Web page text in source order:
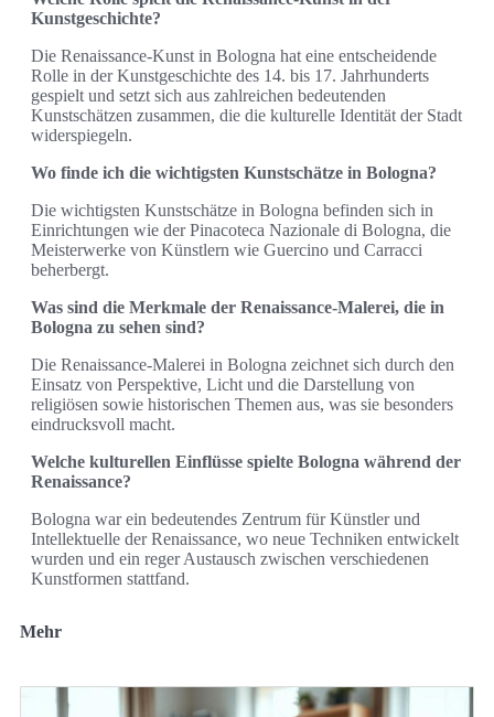
Kunstgeschichte?
Die Renaissance-Kunst in Bologna hat eine entscheidende
Rolle in der Kunstgeschichte des 14. bis 17. Jahrhunderts
gespielt und setzt sich aus zahlreichen bedeutenden
Kunstschätzen zusammen, die die kulturelle Identität der Stadt
widerspiegeln.
Wo finde ich die wichtigsten Kunstschätze in Bologna?
Die wichtigsten Kunstschätze in Bologna befinden sich in
Einrichtungen wie der Pinacoteca Nazionale di Bologna, die
Meisterwerke von Künstlern wie Guercino und Carracci
beherbergt.
Was sind die Merkmale der Renaissance-Malerei, die in
Bologna zu sehen sind?
Die Renaissance-Malerei in Bologna zeichnet sich durch den
Einsatz von Perspektive, Licht und die Darstellung von
religiösen sowie historischen Themen aus, was sie besonders
eindrucksvoll macht.
Welche kulturellen Einflüsse spielte Bologna während der
Renaissance?
Bologna war ein bedeutendes Zentrum für Künstler und
Intellektuelle der Renaissance, wo neue Techniken entwickelt
wurden und ein reger Austausch zwischen verschiedenen
Kunstformen stattfand.
Mehr